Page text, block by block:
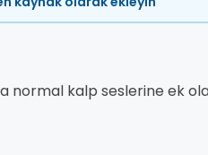
normal kalp seslerine ek